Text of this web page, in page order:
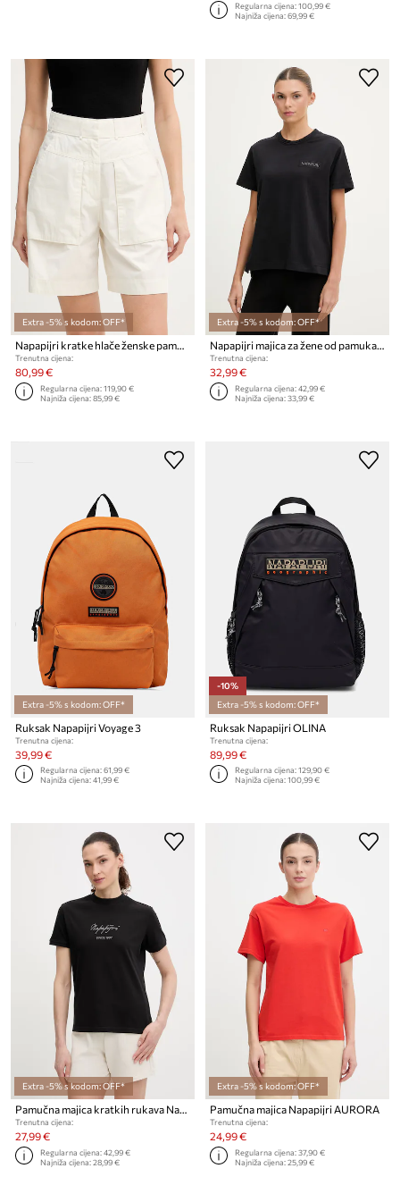
Regularna cijena:100,99 €
Najniža cijena:69,99 €
Extra -5% s kodom: OFF*
Napapijri kratke hlače ženske pamukne LUCIDUM
Trenutna cijena:
80,99 €
Regularna cijena:119,90 €
Najniža cijena:85,99 €
Extra -5% s kodom: OFF*
Napapijri majica za žene od pamuka CLARAO
Trenutna cijena:
32,99 €
Regularna cijena:42,99 €
Najniža cijena:33,99 €
Extra -5% s kodom: OFF*
Ruksak Napapijri Voyage 3
Trenutna cijena:
39,99 €
Regularna cijena:61,99 €
Najniža cijena:41,99 €
-10%
Extra -5% s kodom: OFF*
Ruksak Napapijri OLINA
Trenutna cijena:
89,99 €
Regularna cijena:129,90 €
Najniža cijena:100,99 €
Extra -5% s kodom: OFF*
Pamučna majica kratkih rukava Napapijri BARYTE
Trenutna cijena:
27,99 €
Regularna cijena:42,99 €
Najniža cijena:28,99 €
Extra -5% s kodom: OFF*
Pamučna majica Napapijri AURORA
Trenutna cijena:
24,99 €
Regularna cijena:37,90 €
Najniža cijena:25,99 €